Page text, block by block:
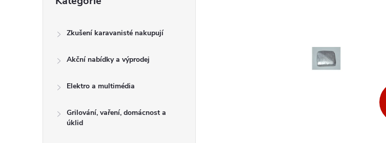
kategorie
Zkušení karavanisté nakupují
Akční nabídky a výprodej
Elektro a multimédia
Grilování, vaření, domácnost a
úklid